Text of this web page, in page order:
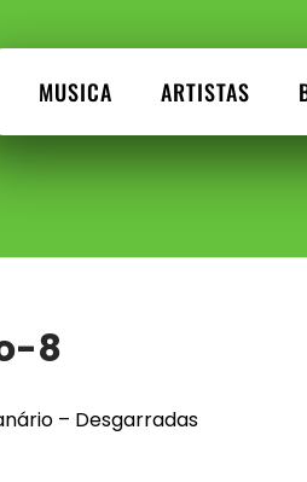
MUSICA ARTISTAS
8
– Desgarradas